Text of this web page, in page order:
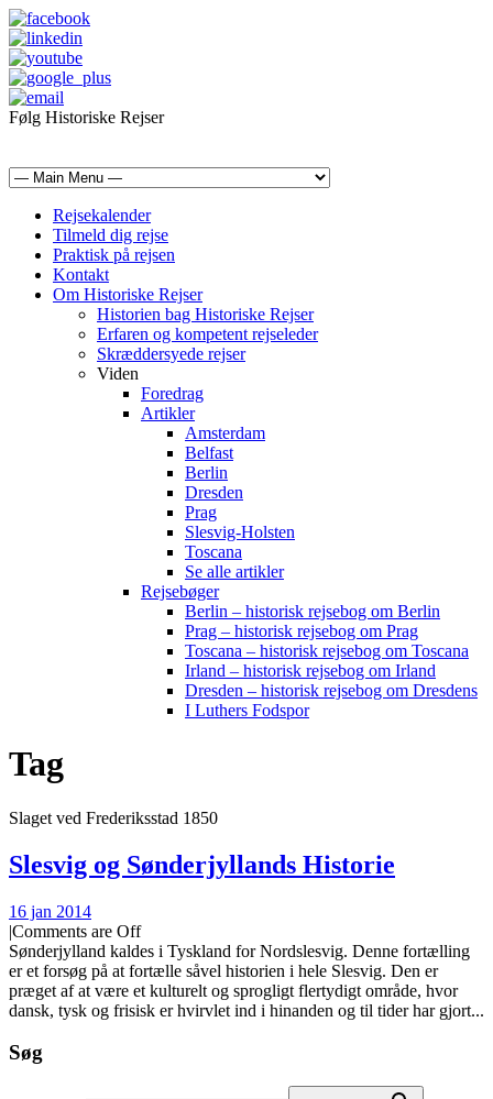
Følg Historiske Rejser
Rejsekalender
Tilmeld dig rejse
Praktisk på rejsen
Kontakt
Om Historiske Rejser
Historien bag Historiske Rejser
Erfaren og kompetent rejseleder
Skræddersyede rejser
Viden
Foredrag
Artikler
Amsterdam
Belfast
Berlin
Dresden
Prag
Slesvig-Holsten
Toscana
Se alle artikler
Rejsebøger
Berlin – historisk rejsebog om Berlin
Prag – historisk rejsebog om Prag
Toscana – historisk rejsebog om Toscana
Irland – historisk rejsebog om Irland
Dresden – historisk rejsebog om Dresdens
I Luthers Fodspor
Tag
Slaget ved Frederiksstad 1850
Slesvig og Sønderjyllands Historie
16 jan 2014
|Comments are Off
Sønderjylland kaldes i Tyskland for Nordslesvig. Denne fortælling
er et forsøg på at fortælle såvel historien i hele Slesvig. Den er
præget af at være et kulturelt og sprogligt flertydigt område, hvor
dansk, tysk og frisisk er hvirvlet ind i hinanden og til tider har gjort...
Søg